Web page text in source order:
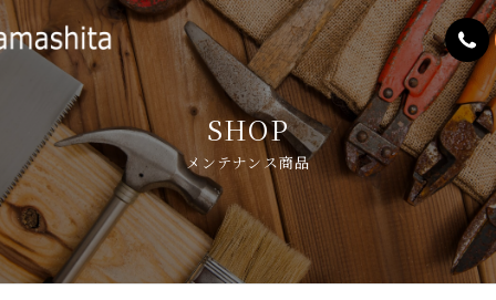
SHOP
メンテナンス商品